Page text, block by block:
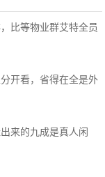
比等物业群艾特全员
开看，省得在全是外
来的九成是真人闲